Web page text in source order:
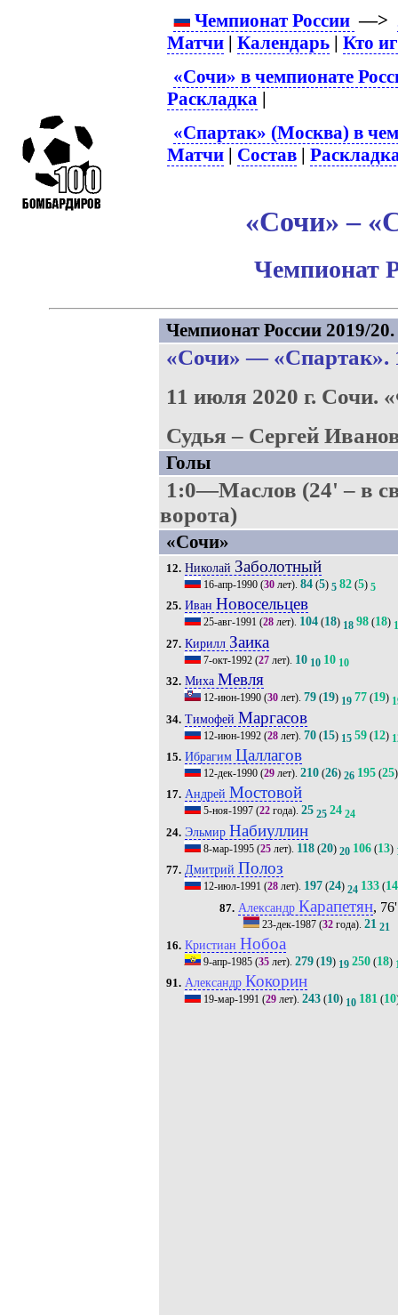
Чемпионат России —>
Матчи |Календарь |Кто
«Сочи» в чемпионате
Раскладка |
«Спартак» (Москва) в
Матчи | Состав |
«Сочи» –
Чемпионат
Чемпионат России 2019/
«Сочи» — «Спартак».
11 июля 2020 г. Сочи.
Судья – Сергей
Голы
1:0—Маслов (24' – в
ворота)
«Сочи»
12. Николай Заболотный
16-апр-1990(30лет). 84(5) 5 82(5) 5
25. Иван Новосельцев
25-авг-1991 (28лет). 104(18) 18 98(18)
27. Кирилл Заика
7-окт-1992(27лет). 10 10 10 10
32. Миха Мевля
12-июн-1990(30лет). 79(19) 19 77(19)
34. Тимофей Маргасов
12-июн-1992(28лет). 70(15) 15 59(12)
15. Ибрагим Цаллагов
12-дек-1990(29лет). 210(26) 26 195(25)
17. Андрей Мостовой
5-ноя-1997(22года). 25 25 24 24
24. Эльмир Набиуллин
8-мар-1995(25лет). 118(20) 20 106(13)
77. Дмитрий Полоз
12-июл-1991 (28лет). 197(24) 24 133(14
87. Александр Карапетян, 76'
23-дек-1987 (32 года).21 21
16. Кристиан Нобоа
9-апр-1985(35лет). 279(19) 19 250(18)
91. Александр Кокорин
19-мар-1991 (29лет). 243(10) 10 181(10